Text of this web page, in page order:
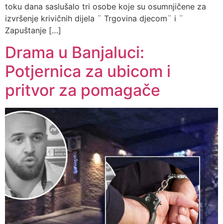
toku dana saslušalo tri osobe koje su osumnjičene za
izvršenje krivičnih dijela ¨ Trgovina djecom¨ i ¨
Zapuštanje […]
Drama u Banjaluci:
Potjernica za ubicom i
pritvor za pomagače